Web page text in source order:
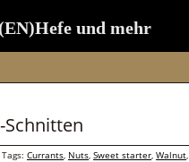
Schnitten
Tags: Currants, Nuts, Sweet starter, Walnut,
(EN)Hefe und mehr
(EN)Hefe und mehr